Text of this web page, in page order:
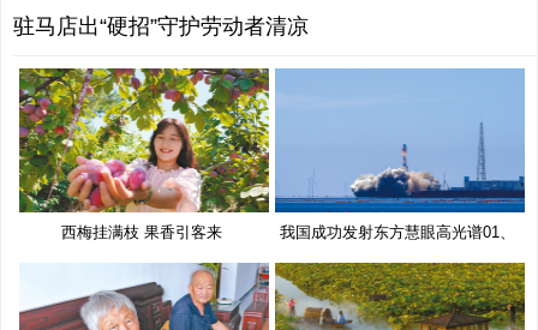
驻马店出“硬招”守护劳动者清凉
西梅挂满枝 果香引客来
我国成功发射东方慧眼高光谱01、
02